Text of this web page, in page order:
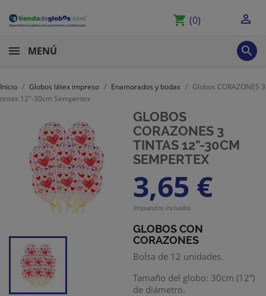
shopping_cart (0) 
MENÚ 
Inicio Globos látex impreso Enamorados y bodas
Globos CORAZONES 3
tintas 12"-30cm Sempertex
GLOBOS
CORAZONES 3
TINTAS 12"-30CM
SEMPERTEX
3,65 €
Impuestos incluidos
GLOBOS CON
CORAZONES
Bolsa de 12 unidades.
Tamaño del globo: 30cm (12”)
de diámetro.